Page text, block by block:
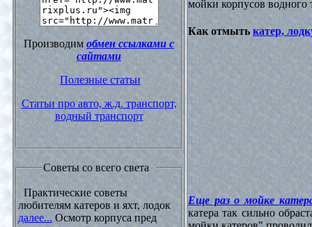
Производим обмен ссылками с
сайтами
Полезные статьи
Статьи про авто, ж.д. транспорт,
водный транспорт
Советы со всего света
Практические советы
любителям катеров и яхт, лодок
далее... Осмотр корпуса пред
мойки корпусов водного
Как отмыть катер,
Еще раз о мойке
катера так сильно